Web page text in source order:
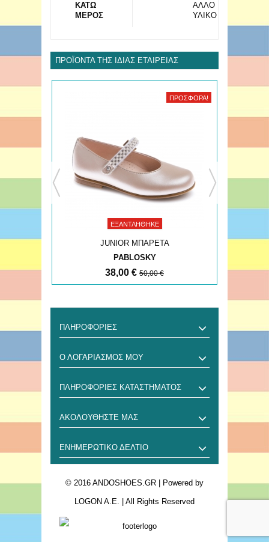
ΚΑΤΩ
ΜΕΡΟΣ
ΑΛΛΟ
ΥΛΙΚΟ
ΠΡΟΪΌΝΤΑ ΤΗΣ ΊΔΙΑΣ ΕΤΑΙΡΕΊΑΣ
ΠΡΟΣΦΟΡΆ!
ΕΞΑΝΤΛΉΘΗΚΕ
JUNIOR ΜΠΑΡΕΤΑ
PABLOSKY
38,00 € 50,00 €
ΠΛΗΡΟΦΟΡΊΕΣ
Ο ΛΟΓΑΡΙΑΣΜΌΣ ΜΟΥ
ΠΛΗΡΟΦΟΡΊΕΣ ΚΑΤΑΣΤΉΜΑΤΟΣ
ΑΚΟΛΟΥΘΉΣΤΕ ΜΑΣ
ΕΝΗΜΕΡΩΤΙΚΌ ΔΕΛΤΊΟ
© 2016 ANDOSHOES.GR | Powered by
LOGON A.E. | All Rights Reserved